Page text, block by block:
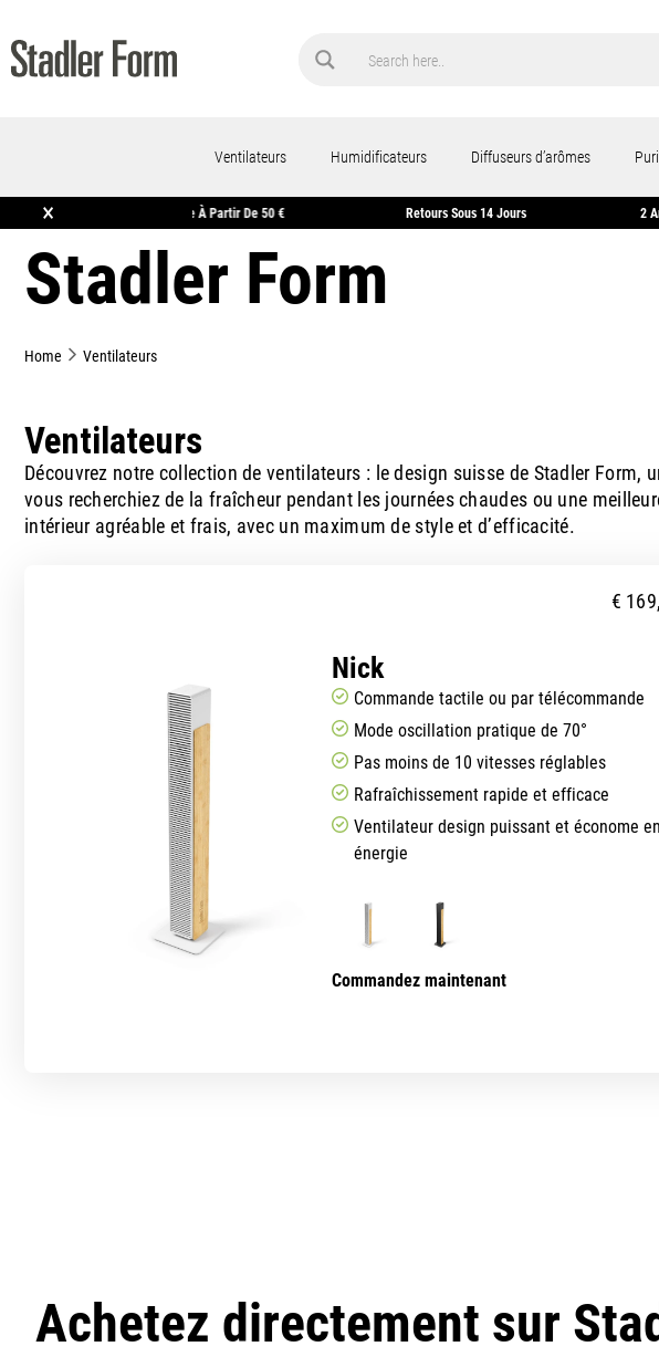
Ventilateurs Humidificateurs Diffuseurs d’arômes
× Livraison Gratuite À Partir De 50 € Retours Sous 14 Jours
Stadler Form
Home Ventilateurs
Ventilateurs
Découvrez notre collection deventilateurs : le design suisse de Stadler Form,
vous recherchiez de la fraîcheur pendant les journées chaudes ou une
intérieur agréable et frais, avec un maximum de style et d’efficacité.
€
Nick
Commande tactile ou par télécommande
Mode oscillation pratique de 70°
Pas moins de 10 vitesses réglables
Rafraîchissement rapide et efficace
Ventilateur design puissant et économe en
énergie
Commandez maintenant
Achetez directement sur